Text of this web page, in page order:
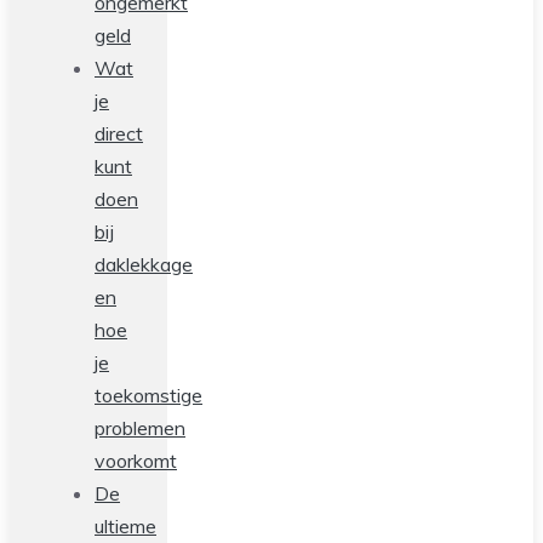
geld
Wat
je
direct
kunt
doen
bij
daklekkage
en
hoe
je
toekomstige
problemen
voorkomt
De
ultieme